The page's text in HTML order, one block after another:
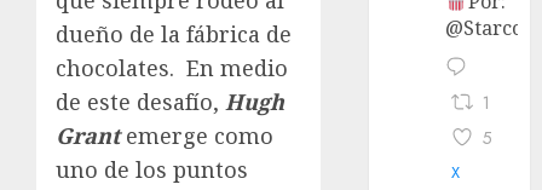
dueño de la fábrica de
chocolates. En medio
de este desafío, Hugh
Grantemerge como
uno de los puntos
1
5
X